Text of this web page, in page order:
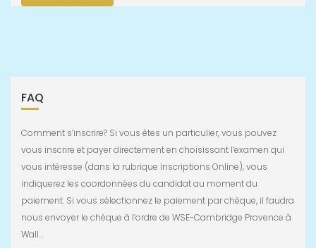
FAQ
Comment s’inscrire? Si vous êtes un particulier, vous pouvez
vous inscrire et payer directement en choisissant l’examen qui
vous intéresse (dans la rubrique Inscriptions Online), vous
indiquerez les coordonnées du candidat au moment du
paiement. Si vous sélectionnez le paiement par chèque, il faudra
nous envoyer le chèque à l’ordre de WSE-Cambridge Provence à
Wall…